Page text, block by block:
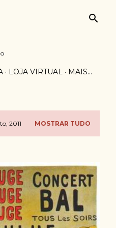
LOJA VIRTUAL MAIS…
2011 MOSTRAR TUDO